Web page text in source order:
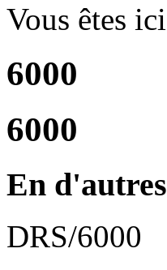
Vous êtes
6000
6000
En
DRS/6000